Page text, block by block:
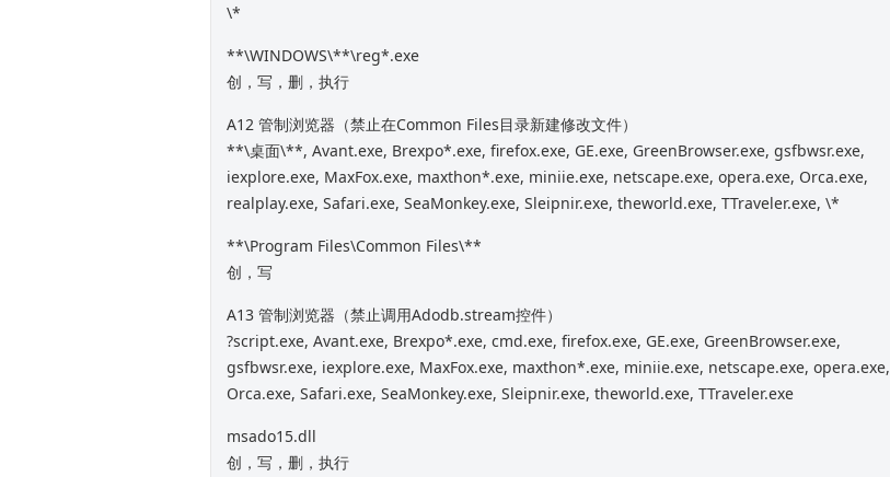
\*
**\WINDOWS\**\reg*.exe
创，写，删，执行
A12 管制浏览器（禁止在Common Files目录新建修改文件）
**\桌面\**, Avant.exe, Brexpo*.exe, firefox.exe, GE.exe, GreenBrowser.exe, gsfbwsr.exe,
iexplore.exe, MaxFox.exe, maxthon*.exe, miniie.exe, netscape.exe, opera.exe, Orca.exe,
realplay.exe, Safari.exe, SeaMonkey.exe, Sleipnir.exe, theworld.exe, TTraveler.exe, \*
**\Program Files\Common Files\**
创，写
A13 管制浏览器（禁止调用Adodb.stream控件）
?script.exe, Avant.exe, Brexpo*.exe, cmd.exe, firefox.exe, GE.exe, GreenBrowser.exe,
gsfbwsr.exe, iexplore.exe, MaxFox.exe, maxthon*.exe, miniie.exe, netscape.exe, opera.exe,
Orca.exe, Safari.exe, SeaMonkey.exe, Sleipnir.exe, theworld.exe, TTraveler.exe
msado15.dll
创，写，删，执行